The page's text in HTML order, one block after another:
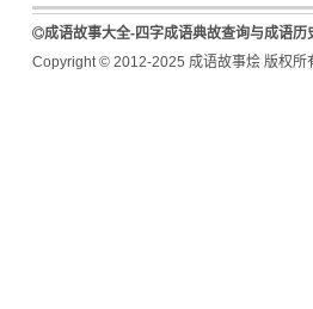
成语故事大全-四字成语典故查询与成语历
Copyright © 2012-2025 成语故事烩 版权所